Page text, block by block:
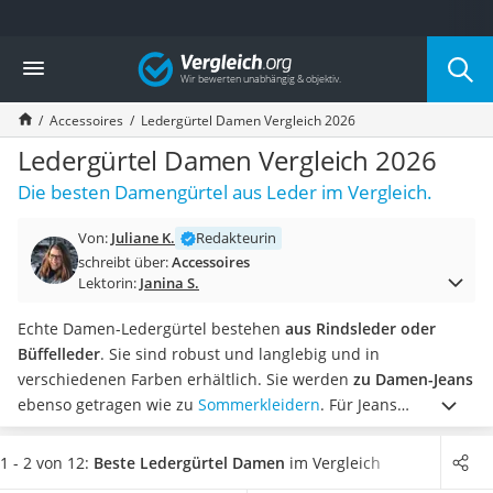
Die beliebtesten Vergleiche nach Kategorie
Mode
Boxershorts
Cellulite-Leggings
Herrensocken
Polarisierte Sonnenbrille
Hausschuhe Herren
Suunto-Uhr
Überzieh-Sonnenbrille
Sneaker Herren
Geldbörse Herren
Knirps-Regenschirm
Periodenunterwäsche
RFID-Schutzkarte
Motorradbrillen
Vergleich
Accessoires Ledergürtel Damen Vergleich 2026
Ledergürtel Damen Vergleich 2026
Die besten Damengürtel aus Leder im Vergleich.
Von: Juliane K.
Redakteurin
schreibt über:Accessoires
Lektorin: Janina S.
Echte Damen-Ledergürtel bestehen aus Rindsleder oder
Büffelleder. Sie sind robust und langlebig und in
verschiedenen Farben erhältlich. Sie werden zu Damen-Jeans
ebenso getragen wie zu Sommerkleidern. Für Jeans
empfehlen Online-Testseine maximale Breite von 4 cm.Sie
erhalten Damen-Ledergürtel in verschiedenen Längen, wobei
1 - 2 von 12: Beste Ledergürtel Damen im Vergleich